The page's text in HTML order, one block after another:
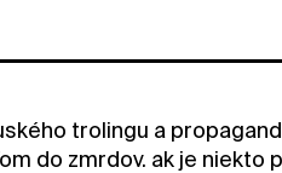
trolingu a
do zmrdov. ak je niekto